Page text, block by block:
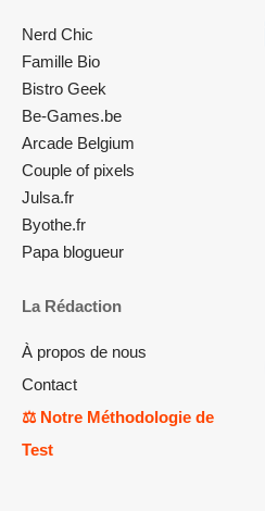
Nerd Chic
Famille Bio
Bistro Geek
Be-Games.be
Arcade Belgium
Couple of pixels
Julsa.fr
Byothe.fr
Papa blogueur
La Rédaction
À propos de nous
Contact
⚖️ Notre Méthodologie de
Test